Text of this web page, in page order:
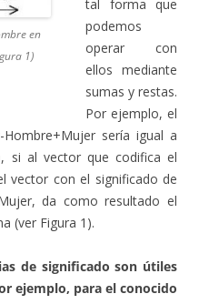
en
1)
tal forma que
podemos
operar con
ellos mediante
sumas y restas.
Por ejemplo, el
sería igual a
si al vector que codifica el
vector con el significado de
da como resultado el
(ver Figura 1).
de significado son útiles
ejemplo, para el conocido